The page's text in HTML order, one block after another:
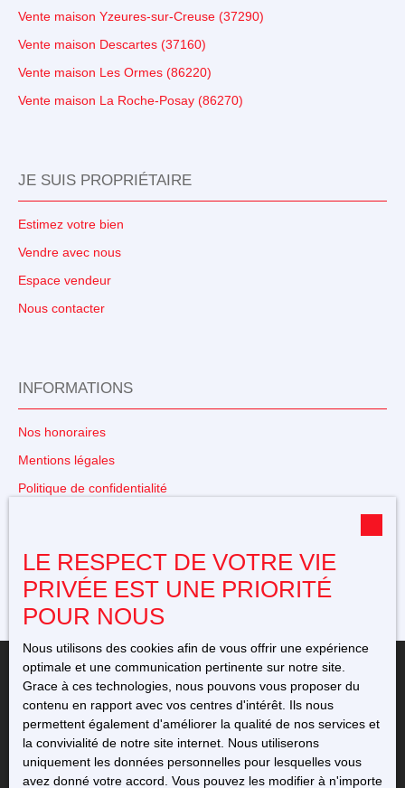
Vente maison Yzeures-sur-Creuse (37290)
Vente maison Descartes (37160)
Vente maison Les Ormes (86220)
Vente maison La Roche-Posay (86270)
JE SUIS PROPRIÉTAIRE
Estimez votre bien
Vendre avec nous
Espace vendeur
Nous contacter
INFORMATIONS
Nos honoraires
Mentions légales
Politique de confidentialité
Propulsé par
+33 5 49 23 12 11
76 avenue de l'Europe
LE RESPECT DE VOTRE VIE
PRIVÉE EST UNE PRIORITÉ
POUR NOUS
Nous utilisons des cookies afin de vous offrir une expérience
optimale et une communication pertinente sur notre site.
Grace à ces technologies, nous pouvons vous proposer du
contenu en rapport avec vos centres d'intérêt. Ils nous
permettent également d'améliorer la qualité de nos services et
la convivialité de notre site internet. Nous utiliserons
uniquement les données personnelles pour lesquelles vous
avez donné votre accord. Vous pouvez les modifier à n'importe